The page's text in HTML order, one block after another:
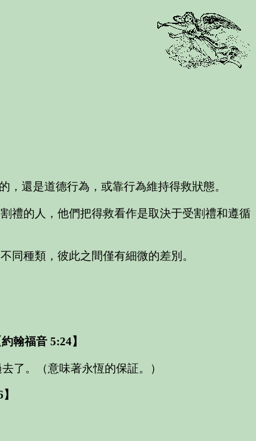
，還是道德行為，或靠行為維持得救狀態。
禮的人，他們把得救看作是取決于受割禮和遵循
同種類，彼此之間僅有細微的差別。
約翰福音 5:24】
了。（意味著永恆的保証。）